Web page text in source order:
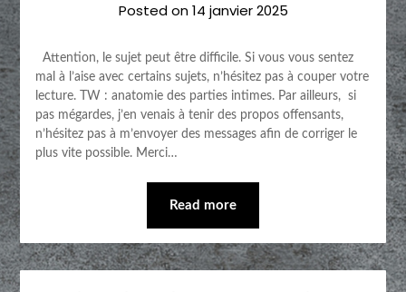
Posted on14 janvier 2025
Attention, le sujet peut être difficile. Si vous vous sentez
mal à l’aise avec certains sujets, n’hésitez pas à couper votre
lecture. TW : anatomie des parties intimes. Par ailleurs, si
pas mégardes, j’en venais à tenir des propos offensants,
n’hésitez pas à m’envoyer des messages afin de corriger le
plus vite possible. Merci…
Read more